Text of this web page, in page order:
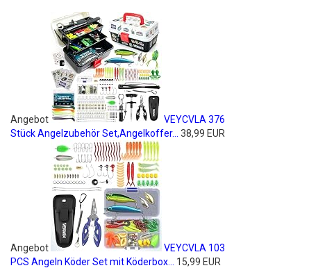
Angebot
VEYCVLA 376
Stück Angelzubehör Set,Angelkoffer...
38,99 EUR
Angebot
VEYCVLA 103
PCS Angeln Köder Set mit Köderbox...
15,99 EUR